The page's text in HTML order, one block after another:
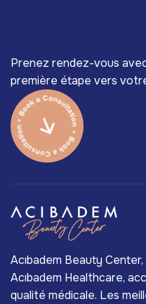
Prenez rendez-vous
première étape vers
Acıbadem Beauty
Acıbadem Healthcare,
qualité médicale. Les